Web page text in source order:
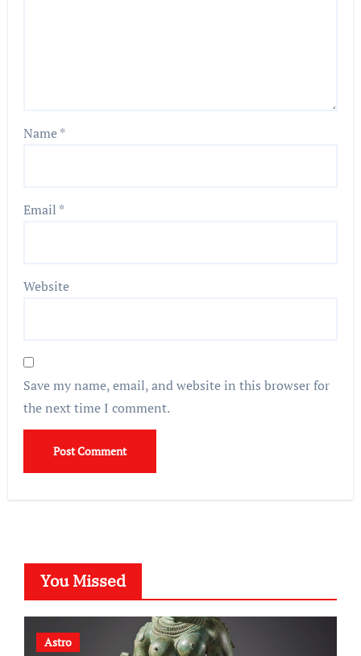
Name*
Email *
Website
Save my name, email, and website in this browser for
the next time I comment.
You Missed
Astro